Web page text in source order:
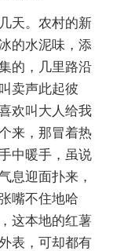
天。农村的新
的水泥味，添
的，几里路沿
卖声此起彼
欢叫大人给我
来，那冒着热
中暖手，虽说
息迎面扑来，
嘴不住地哈
这本地的红薯
表，可却都有